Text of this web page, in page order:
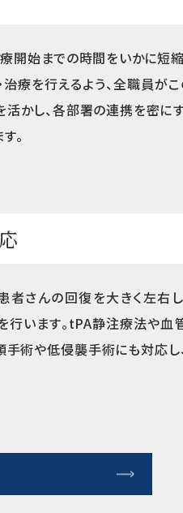
開始までの時間をいかに短
療を行えるよう、全職員が
かし、各部署の連携を密に
。
さんの回復を大きく左右し
います。tPA静注療法や血
手術や低侵襲手術にも対応